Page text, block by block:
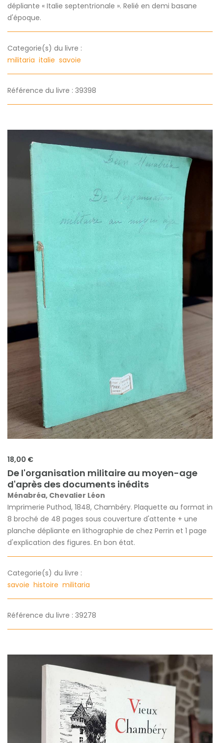
dépliante « Italie septentrionale ». Relié en demi basane
d'époque.
Categorie(s) du livre :
militaria italie savoie
Référence du livre : 39398
18,00 €
De l'organisation militaire au moyen-age
d'après des documents inédits
Ménabréa, Chevalier Léon
Imprimerie Puthod, 1848, Chambéry. Plaquette au format in
8 broché de 48 pages sous couverture d'attente + une
planche dépliante en lithographie de chez Perrin et 1 page
d'explication des figures. En bon état.
Categorie(s) du livre :
savoie histoire militaria
Référence du livre : 39278